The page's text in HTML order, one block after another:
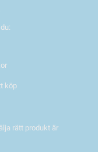
köp
rätt produkt är